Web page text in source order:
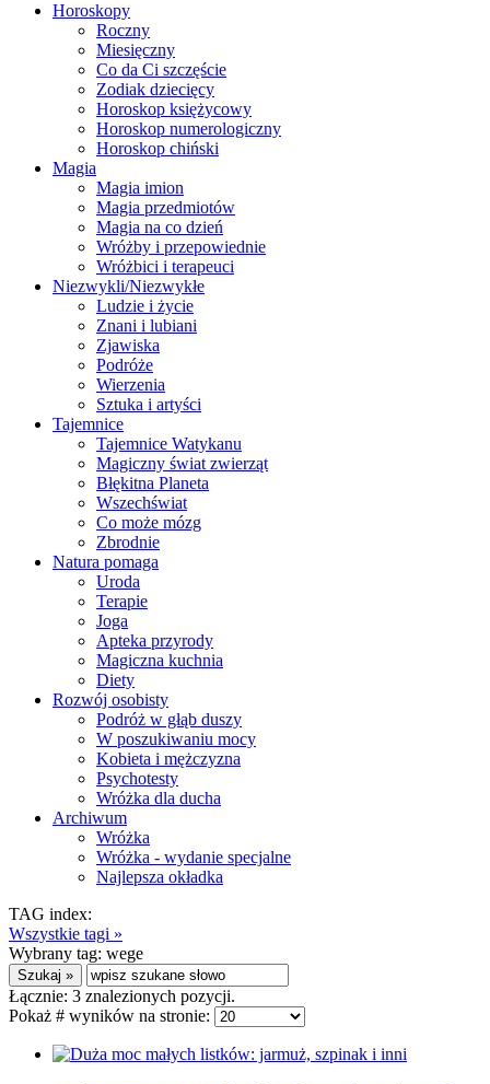
Horoskopy
Roczny
Miesięczny
Co da Ci szczęście
Zodiak dziecięcy
Horoskop księżycowy
Horoskop numerologiczny
Horoskop chiński
Magia
Magia imion
Magia przedmiotów
Magia na co dzień
Wróżby i przepowiednie
Wróżbici i terapeuci
Niezwykli/Niezwykłe
Ludzie i życie
Znani i lubiani
Zjawiska
Podróże
Wierzenia
Sztuka i artyści
Tajemnice
Tajemnice Watykanu
Magiczny świat zwierząt
Błękitna Planeta
Wszechświat
Co może mózg
Zbrodnie
Natura pomaga
Uroda
Terapie
Joga
Apteka przyrody
Magiczna kuchnia
Diety
Rozwój osobisty
Podróż w głąb duszy
W poszukiwaniu mocy
Kobieta i mężczyzna
Psychotesty
Wróżka dla ducha
Archiwum
Wróżka
Wróżka - wydanie specjalne
Najlepsza okładka
TAG index:
Wszystkie tagi »
Wybrany tag: wege
Łącznie: 3 znalezionych pozycji.
Pokaż # wyników na stronie: